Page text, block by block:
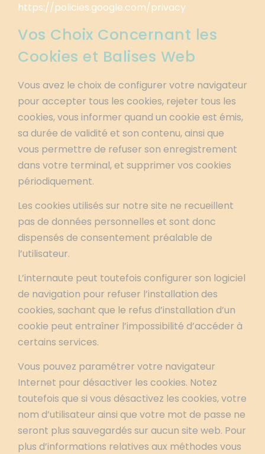
https://policies.google.com/privacy
Vos Choix Concernant les
Cookies et Balises Web
Vous avez le choix de configurer votre navigateur
pour accepter tous les cookies, rejeter tous les
cookies, vous informer quand un cookie est émis,
sa durée de validité et son contenu, ainsi que
vous permettre de refuser son enregistrement
dans votre terminal, et supprimer vos cookies
périodiquement.
Les cookies utilisés sur notre site ne recueillent
pas de données personnelles et sont donc
dispensés de consentement préalable de
l’utilisateur.
L’internaute peut toutefois configurer son logiciel
de navigation pour refuser l’installation des
cookies, sachant que le refus d’installation d’un
cookie peut entraîner l’impossibilité d’accéder à
certains services.
Vous pouvez paramétrer votre navigateur
Internet pour désactiver les cookies. Notez
toutefois que si vous désactivez les cookies, votre
nom d’utilisateur ainsi que votre mot de passe ne
seront plus sauvegardés sur aucun site web. Pour
plus d’informations relatives aux méthodes vous